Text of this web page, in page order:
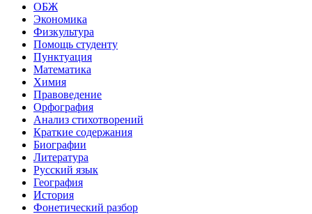
ОБЖ
Экономика
Физкультура
Помощь студенту
Пунктуация
Математика
Химия
Правоведение
Орфография
Анализ стихотворений
Краткие содержания
Биографии
Литература
Русский язык
География
История
Фонетический разбор